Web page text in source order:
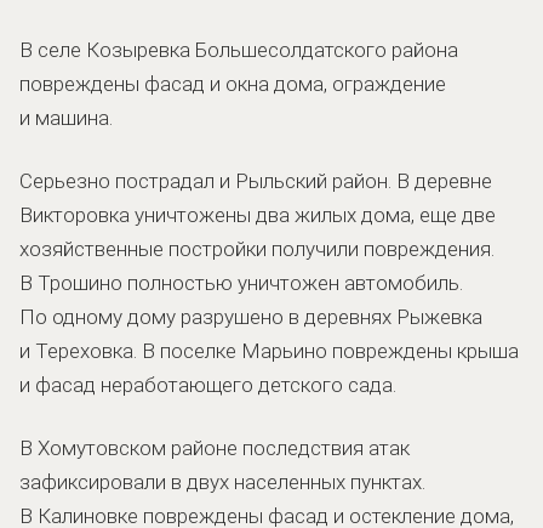
В селе Козыревка Большесолдатского района
повреждены фасад и окна дома, ограждение
и машина.
Серьезно пострадал и Рыльский район. В деревне
Викторовка уничтожены два жилых дома, еще две
хозяйственные постройки получили повреждения.
В Трошино полностью уничтожен автомобиль.
По одному дому разрушено в деревнях Рыжевка
и Тереховка. В поселке Марьино повреждены крыша
и фасад неработающего детского сада.
В Хомутовском районе последствия атак
зафиксировали в двух населенных пунктах.
В Калиновке повреждены фасад и остекление дома,